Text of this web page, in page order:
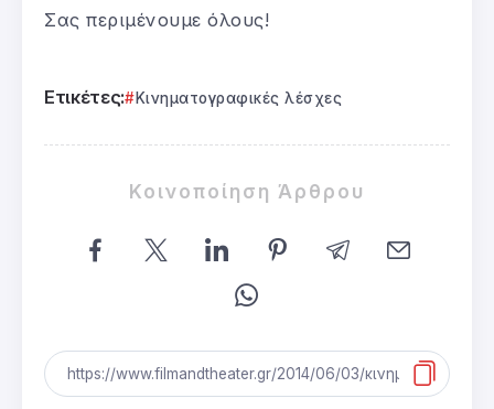
Σας περιμένουμε όλους!
Ετικέτες: Κινηματογραφικές λέσχες
Κοινοποίηση Άρθρου